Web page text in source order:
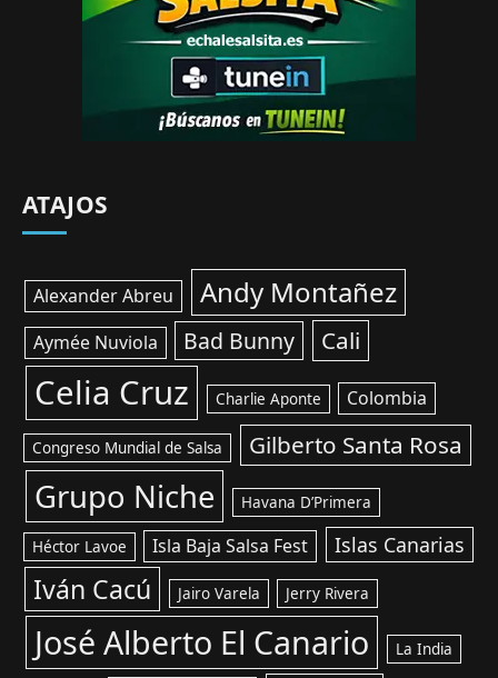
ATAJOS
Alexander Abreu Andy Montañez
Aymée Nuviola Bad Bunny Cali
Celia Cruz Charlie Aponte Colombia
Congreso Mundial de Salsa Gilberto Santa Rosa
Grupo Niche Havana D’Primera
Héctor Lavoe Isla Baja Salsa Fest Islas Canarias
Iván Cacú Jairo Varela Jerry Rivera
José Alberto El Canario La India